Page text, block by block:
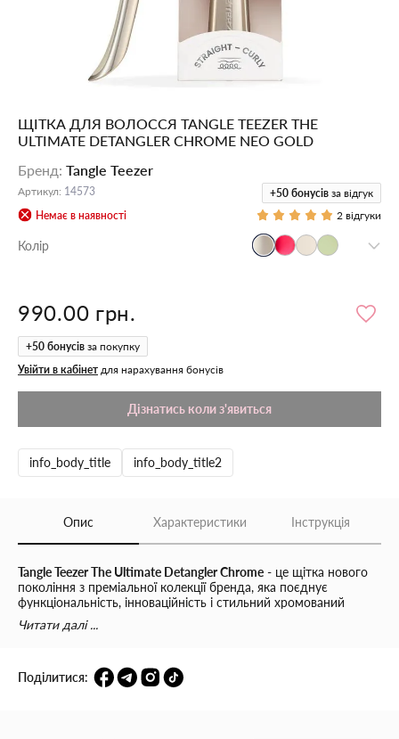
ЩІТКА ДЛЯ ВОЛОССЯ TANGLE TEEZER THE
ULTIMATE DETANGLER CHROME NEO GOLD
Бренд: Tangle Teezer
Артикул: 14573
Немає в наявності
+50 бонусів за відгук
2 відгуки
Колір
990.00 грн.
+50 бонусів за покупку
Увійти в кабінет для нарахування бонусів
Дізнатись коли з'явиться
info_body_title info_body_title2
Опис Характеристики Інструкція
Tangle Teezer The Ultimate Detangler Chrome - це щітка нового
покоління з преміальної колекції бренда, яка поєднує
функціональність, інноваційність і стильний хромований
дизайн. Вона створена для щоденного використання та
підходить для всіх типів волосся.
Щітка оснащена
325 дворівневими подовженими гнучкими
зубчиками, які легко ковзають по волоссю, розплутуючи його
Читати далі ...
Поділитися: